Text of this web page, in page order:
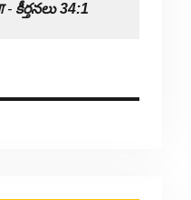
- కీర్తనలు 34:1